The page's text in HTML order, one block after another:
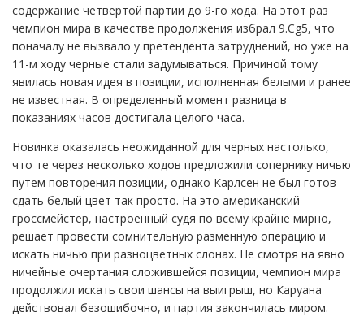
содержание четвертой партии до 9-го хода. На этот раз
чемпион мира в качестве продолжения избрал 9.Сg5, что
поначалу не вызвало у претендента затруднений, но уже на
11-м ходу черные стали задумываться. Причиной тому
явилась новая идея в позиции, исполненная белыми и ранее
не известная. В определенный момент разница в
показаниях часов достигала целого часа.
Новинка оказалась неожиданной для черных настолько,
что те через несколько ходов предложили сопернику ничью
путем повторения позиции, однако Карлсен не был готов
сдать белый цвет так просто. На это американский
гроссмейстер, настроенный судя по всему крайне мирно,
решает провести сомнительную разменную операцию и
искать ничью при разноцветных слонах. Не смотря на явно
ничейные очертания сложившейся позиции, чемпион мира
продолжил искать свои шансы на выигрыш, но Каруана
действовал безошибочно, и партия закончилась миром.